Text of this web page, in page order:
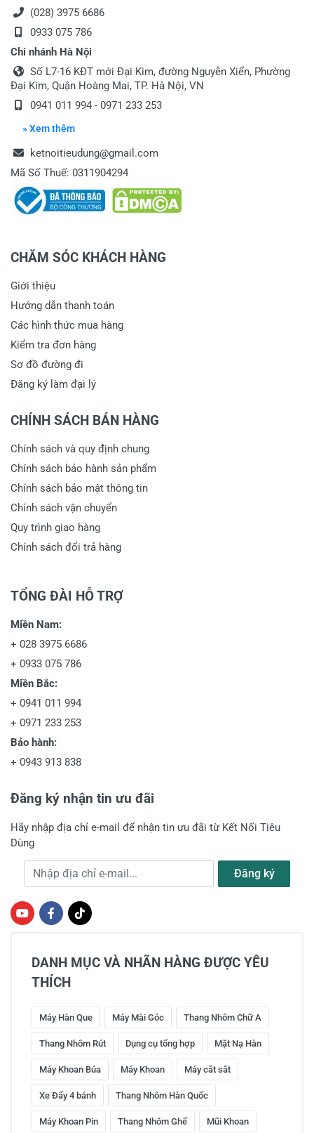
(028) 3975 6686
0933 075 786
Chi nhánh Hà Nội
Số L7-16 KĐT mới Đại Kim, đường Nguyễn Xiển, Phường
Đại Kim, Quận Hoàng Mai, TP. Hà Nội, VN
0941 011 994 - 0971 233 253
» Xem thêm
ketnoitieudung@gmail.com
Mã Số Thuế: 0311904294
CHĂM SÓC KHÁCH HÀNG
Giới thiệu
Hướng dẫn thanh toán
Các hình thức mua hàng
Kiểm tra đơn hàng
Sơ đồ đường đi
Đăng ký làm đại lý
CHÍNH SÁCH BÁN HÀNG
Chính sách và quy định chung
Chính sách bảo hành sản phẩm
Chính sách bảo mật thông tin
Chính sách vận chuyển
Quy trình giao hàng
Chính sách đổi trả hàng
TỔNG ĐÀI HỖ TRỢ
Miền Nam:
+ 028 3975 6686
+ 0933 075 786
Miền Bắc:
+ 0941 011 994
+ 0971 233 253
Bảo hành:
+ 0943 913 838
Đăng ký nhận tin ưu đãi
Hãy nhập địa chỉ e-mail để nhận tin ưu đãi từ Kết Nối Tiêu
Dùng
Địa chỉ e-mail Đăng ký
DANH MỤC VÀ NHÃN HÀNG ĐƯỢC YÊU
THÍCH
Máy Hàn Que Máy Mài Góc Thang Nhôm Chữ A
Thang Nhôm Rút Dụng cụ tổng hợp Mặt Nạ Hàn
Máy Khoan Búa Máy Khoan Máy cắt sắt
Xe Đẩy 4 bánh Thang Nhôm Hàn Quốc
Máy Khoan Pin Thang Nhôm Ghế Mũi Khoan